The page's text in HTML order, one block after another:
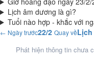
Lịch âm dương là gì?
Tuổi nào hợp - khắc với
← Ngày trước22/2 Quay về
Phát hiện thông tin chưa